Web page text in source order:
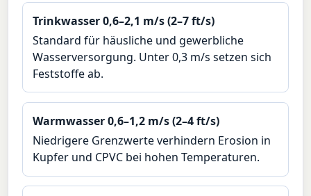
Trinkwasser 0,6–2,1 m/s (2–7 ft/s)
Standard für häusliche und gewerbliche
Wasserversorgung. Unter 0,3 m/s setzen sich
Feststoffe ab.
Warmwasser 0,6–1,2 m/s (2–4 ft/s)
Niedrigere Grenzwerte verhindern Erosion in
Kupfer und CPVC bei hohen Temperaturen.